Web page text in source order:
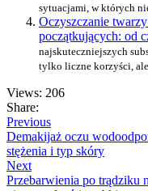
sytuacjami, w których
Oczyszczanie
początkujących: od
najskuteczniejszych
tylko liczne korzyści, ale
Views: 206
Share:
Previous
Demakijaż oczu
stężenia i typ skóry
Next
Przebarwienia po trądziku